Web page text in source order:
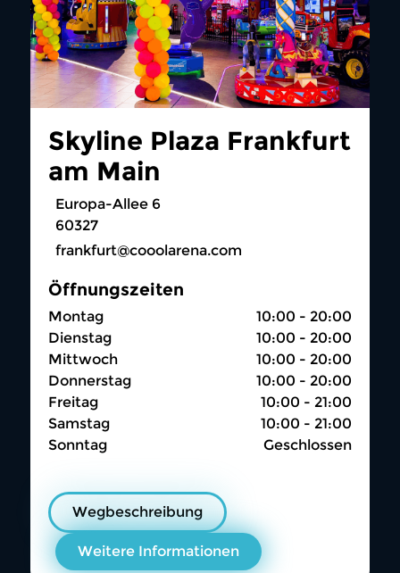
Skyline Plaza Frankfurt
am Main
Europa-Allee 6
60327
frankfurt@cooolarena.com
Öffnungszeiten
Montag
10:00 - 20:00
Dienstag
10:00 - 20:00
Mittwoch
10:00 - 20:00
Donnerstag
10:00 - 20:00
Freitag
10:00 - 21:00
Samstag
10:00 - 21:00
Sonntag
Geschlossen
Wegbeschreibung
Weitere Informationen